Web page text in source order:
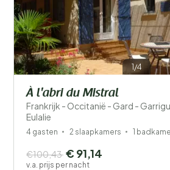
1/4
À l'abri du Mistral
Frankrijk - Occitanië - Gard -
Eulalie
4 gasten 2 slaapkamers 1
€100,43 € 91,14
v.a. prijs per nacht